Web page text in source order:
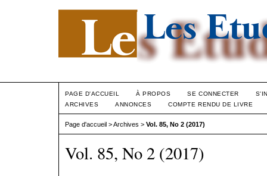
PAGE D'ACCUEIL À PROPOS SE CONNECTER
ARCHIVES
ANNONCES COMPTE RENDU DE LIVRE
Page d'accueil >Archives > Vol. 85, No 2 (2017)
Vol. 85, No 2 (2017)